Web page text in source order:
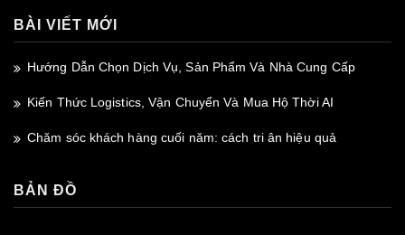
BÀI VIẾT MỚI
Hướng Dẫn Chọn Dịch Vụ, Sản Phẩm Và Nhà Cung Cấp
Kiến Thức Logistics, Vận Chuyển Và Mua Hộ Thời AI
Chăm sóc khách hàng cuối năm: cách tri ân hiệu quả
BẢN ĐỒ